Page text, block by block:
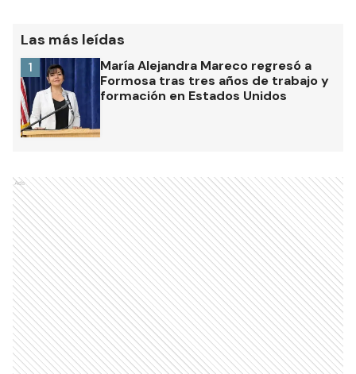
Las más leídas
María Alejandra Mareco regresó a
Formosa tras tres años de trabajo y
formación en Estados Unidos
1
Ads